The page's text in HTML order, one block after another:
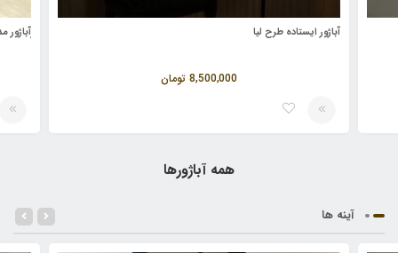
آباژور‌ ایستاده طرح لیا
8,500,000 تومان
ٖآباژور
همه آباژورها
آینه ها